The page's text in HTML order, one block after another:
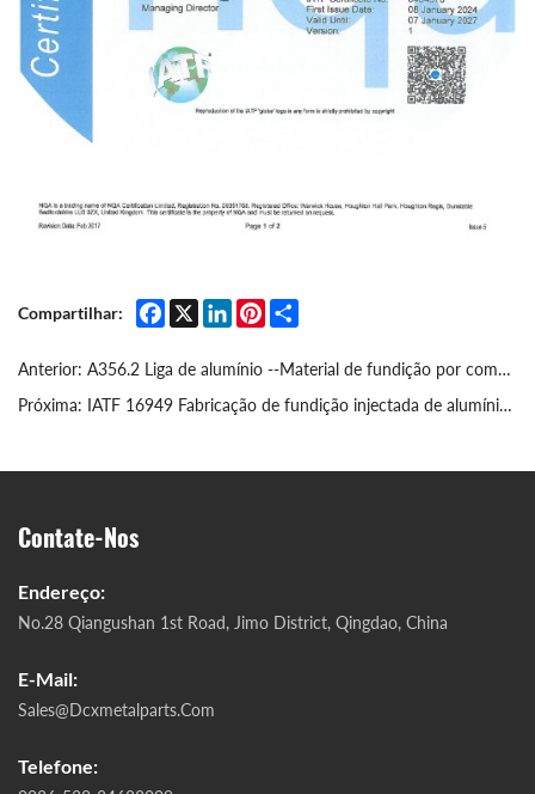
Compartilhar: Facebook
X LinkedInPinterest
Anterior: A356.2 Liga de alumínio --Material de fundição por compressão
Próxima: IATF 16949 Fabricação de fundição injectada de alumínio automóvel
Contate-Nos
Endereço:
No.28 Qiangushan 1st Road, Jimo District, Qingdao, China
E-Mail:
Sales@dcxmetalparts.com
Telefone: